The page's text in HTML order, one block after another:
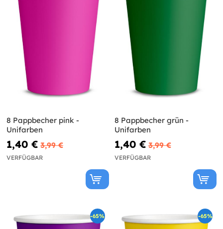
8 Pappbecher pink -
Unifarben
1,40 € 3,99 €
VERFÜGBAR
8 Pappbecher grün -
Unifarben
1,40 € 3,99 €
VERFÜGBAR
-65% -65%